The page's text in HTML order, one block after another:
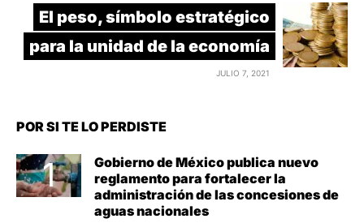
El peso, símbolo estratégico
para la unidad de la economía
JULIO 7, 2021
POR SI TE LO PERDISTE
Gobierno de México publica nuevo
reglamento para fortalecer la
administración de las concesiones de
aguas nacionales